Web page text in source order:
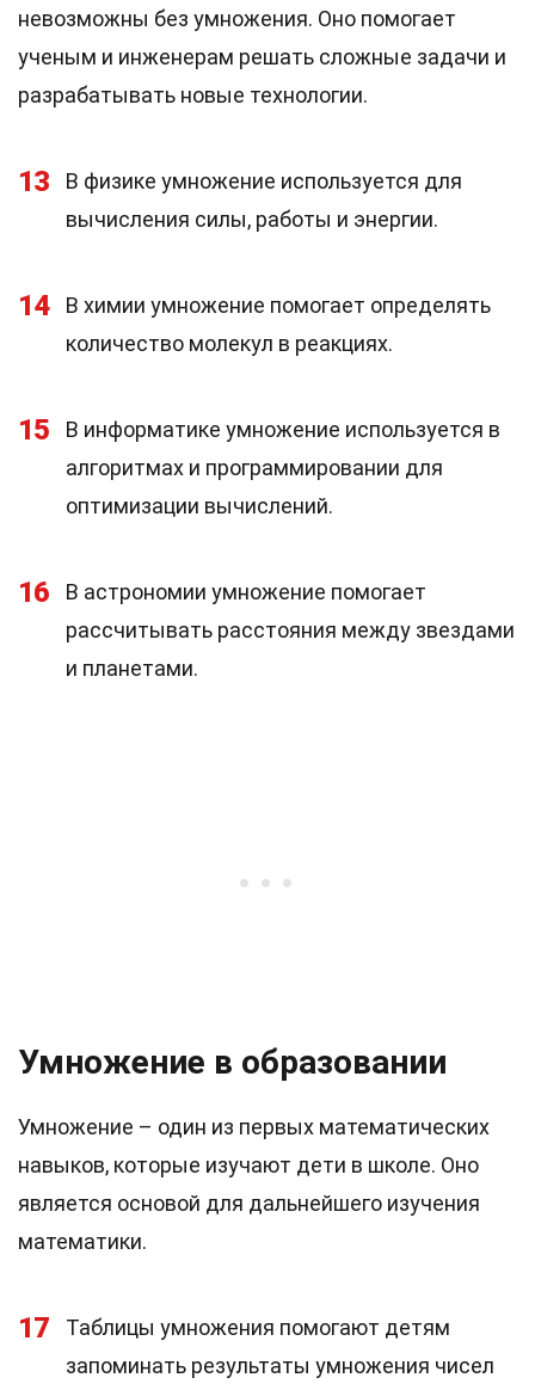
невозможны без умножения. Оно помогает
ученым и инженерам решать сложные задачи и
разрабатывать новые технологии.
13
В физике умножение используется для
вычисления силы, работы и энергии.
14
В химии умножение помогает определять
количество молекул в реакциях.
15
В информатике умножение используется в
алгоритмах и программировании для
оптимизации вычислений.
16
В астрономии умножение помогает
рассчитывать расстояния между звездами
и планетами.
Умножение в образовании
Умножение – один из первых математических
навыков, которые изучают дети в школе. Оно
является основой для дальнейшего изучения
математики.
17
Таблицы умножения помогают детям
запоминать результаты умножения чисел